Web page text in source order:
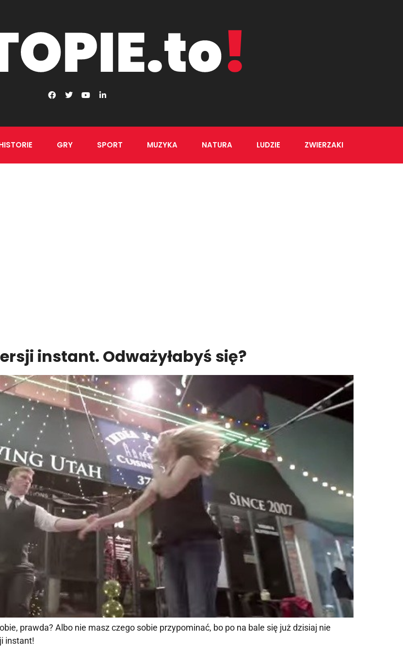
GRY SPORT MUZYKA NATURA LUDZIE ZWIERZAKI
instant. Odważyłabyś się?
prawda? Albo nie masz czego sobie przypominać, bo po na bale się już dzisiaj nie
instant!